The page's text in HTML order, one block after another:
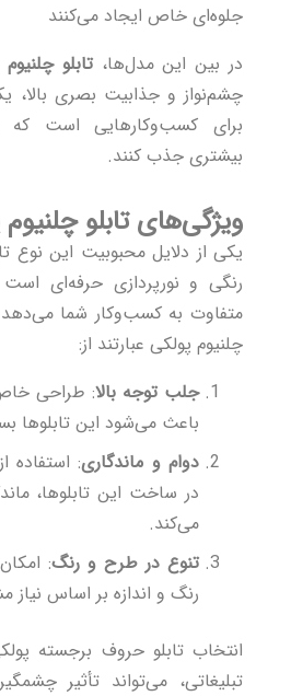
جلوه‌ای خاص ایجاد می‌کنند
در بین این مدل‌ها،تابلو
چشم‌نواز و جذابیت بصری بالا،
برای کسب‌وکارهایی است که
بیشتری جذب کنند.
ویژگی‌های تابلو
یکی از دلایل محبوبیت این نوع
رنگی و نورپردازی حرفه‌ای
متفاوت به کسب‌وکار شما می‌دهد.
چلنیوم پولکی عبارتند از:
جلب توجه بالا: طراحی
باعث می‌شود این تابلوها
دوام و ماندگاری: استفاده
در ساخت این تابلوها،
می‌کند.
تنوع در طرح و رنگ:
رنگ و اندازه بر اساس نیاز
انتخاب تابلو حروف برجسته
تبلیغاتی، می‌تواند تأثیر